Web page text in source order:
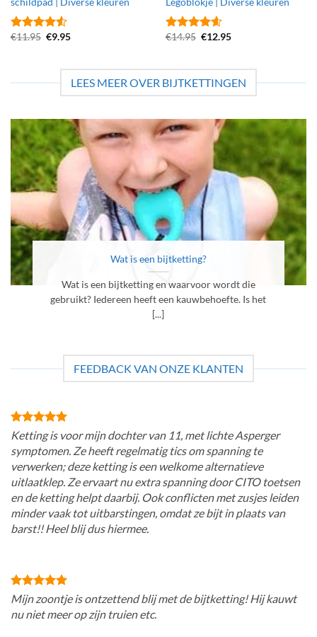
Gewaardeerd
€11.95 Oorspronkelijke
€9.95Huidige
Gewaardeerd
€14.95 Oorspronkelijke
€12.95Huidige
LEES MEER OVER BIJTKETTINGEN
Wat is een bijtketting?
Wat is een bijtketting en waarvoor wordt die
gebruikt? Iedereen heeft een kauwbehoefte. Is het
[...]
FEEDBACK VAN ONZE KLANTEN
Ketting is voor mijn dochter van 11, met lichte Asperger
symptomen. Ze heeft regelmatig tics om spanning te
verwerken; deze ketting is een welkome alternatieve
uitlaatklep. Ze ervaart nu extra spanning door CITO toetsen
en de ketting helpt daarbij. Ook conflicten met zusjes leiden
minder vaak tot uitbarstingen, omdat ze bijt in plaats van
barst!! Heel blij dus hiermee.
Mijn zoontje is ontzettend blij met de bijtketting! Hij kauwt
nu niet meer op zijn truien etc.